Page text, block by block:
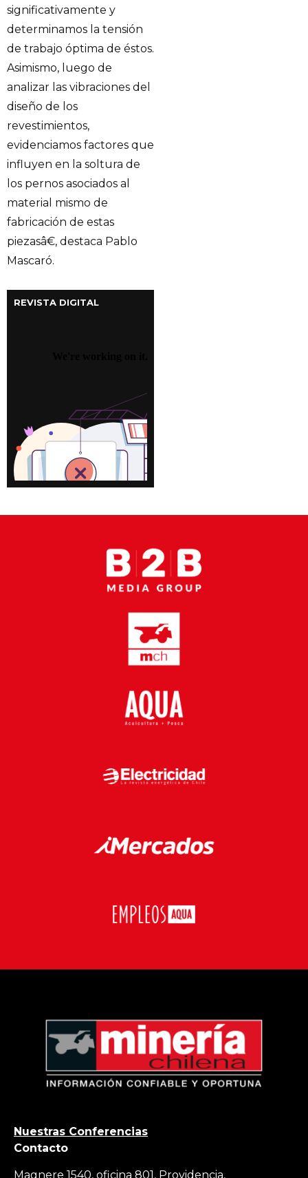
significativamente y
determinamos la tensión
de trabajo óptima de éstos.
Asimismo, luego de
analizar las vibraciones del
diseño de los
revestimientos,
evidenciamos factores que
influyen en la soltura de
los pernos asociados al
material mismo de
fabricación de estas
piezasâ€, destaca Pablo
Mascaró.
REVISTA DIGITAL
Nuestras Conferencias
Contacto
Magnere 1540, oficina 801, Providencia,